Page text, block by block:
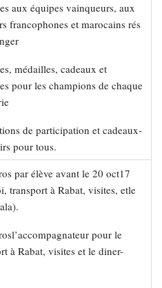
aux équipes vainqueurs, aux
francophones et marocains rés
médailles, cadeaux et
pour les champions de chaque
de participation et cadeaux-
pour tous.
par élève avant le 20 oct17
transport à Rabat, visites, etle
pour le
à Rabat, visites et le diner-